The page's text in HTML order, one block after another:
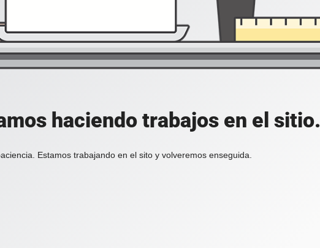
haciendo trabajos en el sitio.
Estamos trabajando en el sito y volveremos enseguida.